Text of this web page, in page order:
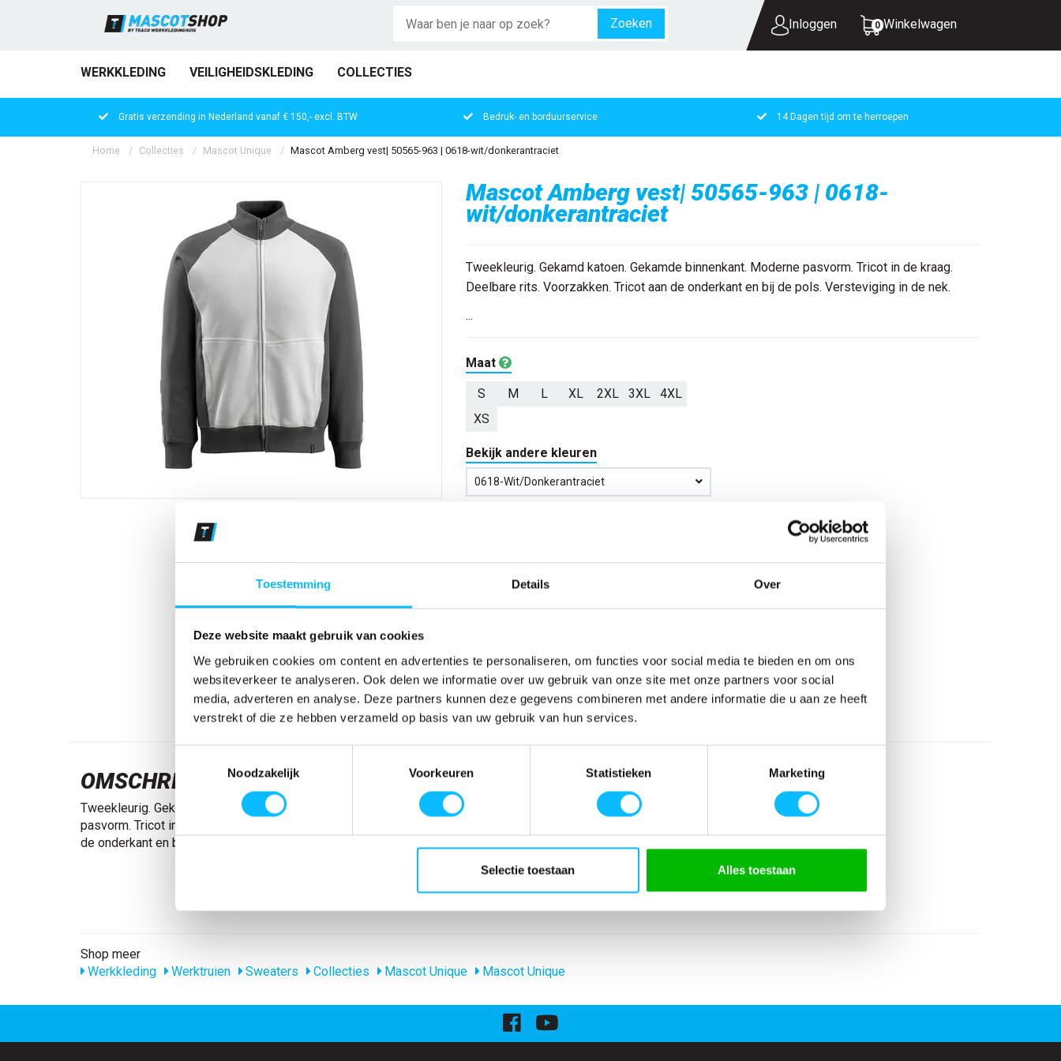
Toestemming Details Over
Deze website maakt gebruik van cookies
We gebruiken cookies om content en advertenties te personaliseren, om functies voor social media te bieden en om ons
websiteverkeer te analyseren. Ook delen we informatie over uw gebruik van onze site met onze partners voor social
media, adverteren en analyse. Deze partners kunnen deze gegevens combineren met andere informatie die u aan ze heeft
verstrekt of die ze hebben verzameld op basis van uw gebruik van hun services.
Noodzakelijk
Voorkeuren Statistieken Marketing
Selectie toestaan Alles toestaan
Zoeken Inloggen 0 Winkelwagen
WERKKLEDING VEILIGHEIDSKLEDING COLLECTIES
UW WINKELWAGEN IS LEEG.
Gratis verzending in Nederland vanaf € 150,- excl. BTW Bedruk- en borduurservice 14 Dagen tijd om te herroepen
Home Collecties Mascot Unique Mascot Amberg vest| 50565-963 | 0618-wit/donkerantraciet
Mascot Amberg vest| 50565-963 | 0618-
wit/donkerantraciet
Tweekleurig. Gekamd katoen. Gekamde binnenkant. Moderne pasvorm. Tricot in de kraag.
Deelbare rits. Voorzakken. Tricot aan de onderkant en bij de pols. Versteviging in de nek.
...
Maat
S M L XL 2XL 3XL
4XL
XS
Bekijk andere kleuren
0618-Wit/donkerantraciet
*Gratis verzending vanaf €150,- exclusief BTW
€ 55,21
Verwachte bezorgdag:14-08-2026
Niet zeker wat jou maat is?Bekijk maattabel
OMSCHRIJVING
Tweekleurig. Gekamd katoen. Gekamde binnenkant. Moderne
pasvorm. Tricot in de kraag. Deelbare rits. Voorzakken. Tricot aan
de onderkant en bij de pols. Versteviging in de nek.
SPECIFICATIES
Materiaal
60% katoen/40% polyester
Producttype
Sweatshirt met ritssluiting
Shop meer
Werkkleding
Werktruien Sweaters Collecties Mascot Unique Mascot Unique